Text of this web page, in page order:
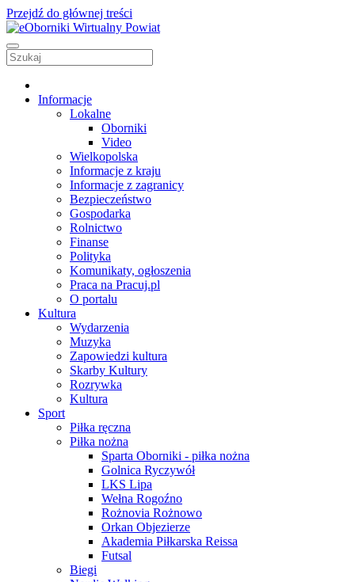
Przejdź do głównej treści
Informacje
Lokalne
Oborniki
Video
Wielkopolska
Informacje z kraju
Informacje z zagranicy
Bezpieczeństwo
Gospodarka
Rolnictwo
Finanse
Polityka
Komunikaty, ogłoszenia
Praca na Pracuj.pl
O portalu
Kultura
Wydarzenia
Muzyka
Zapowiedzi kultura
Skarby Kultury
Rozrywka
Kultura
Sport
Piłka ręczna
Piłka nożna
Sparta Oborniki - piłka nożna
Golnica Ryczywół
LKS Lipa
Wełna Rogoźno
Rożnovia Rożnowo
Orkan Objezierze
Akademia Piłkarska Reissa
Futsal
Biegi